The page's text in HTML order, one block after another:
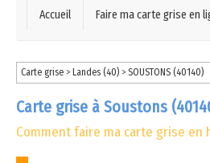
Accueil Faire ma carte grise en
Carte grise > Landes (40)>SOUSTONS (40140)
Carte grise à Soustons
Comment faire ma carte grise en